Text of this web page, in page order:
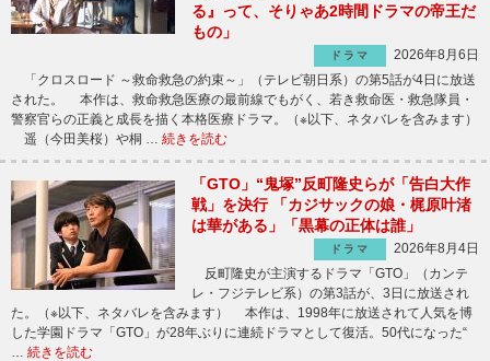
る』って、そりゃあ2時間ドラマの帝王だ
もの」
ドラマ
2026年8月6日
「クロスロード ～救命救急の約束～」（テレビ朝日系）の第5話が4日に放送
された。 本作は、救命救急医療の最前線でもがく、若き救命医・救急隊員・
警察官らの正義と成長を描く本格医療ドラマ。（※以下、ネタバレを含みます）
遥（今田美桜）や桐 … 続きを読む
「GTO」“鬼塚”反町隆史らが「告白大作
戦」を決行 「カジサックの娘・梶原叶渚
は華がある」「黒幕の正体は誰」
ドラマ
2026年8月4日
反町隆史が主演するドラマ「GTO」（カンテ
レ・フジテレビ系）の第3話が、3日に放送され
た。（※以下、ネタバレを含みます） 本作は、1998年に放送されて人気を博
した学園ドラマ「GTO」が28年ぶりに連続ドラマとして復活。50代になった“
… 続きを読む